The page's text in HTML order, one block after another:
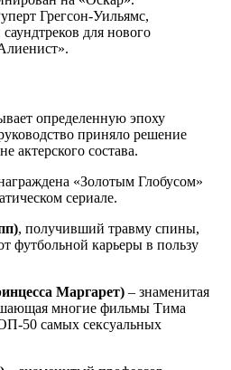
Грегсон-Уильямс,
для нового
определенную эпоху
приняло решение
актерского состава.
«Золотым Глобусом»
сериале.
, получивший травму спины,
футбольной карьеры в пользу
Маргарет) – знаменитая
многие фильмы Тима
50 самых сексуальных